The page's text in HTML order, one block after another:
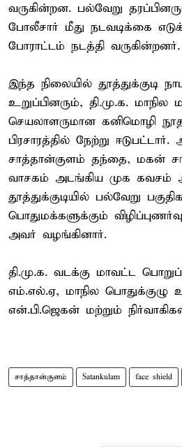
வருகின்றன. பல்வேறு
போலீசார் மீது நடவடிக்கை
போராட்டம் நடத்தி வருகின்றனர்.
இந்த நிலையில் தூத்துக்குடி
உறுப்பினரும், தி.மு.க.
செயலாளருமான கனிமொழி
பிரசாரத்தில் நேற்று
சாத்தான்குளம் தந்தை, மகன்
வாசகம் அடங்கிய முக கவசம்
தூத்துக்குடியில் பல்வேறு
பொதுமக்களுக்கும்
அவர் வழங்கினார்.
தி.மு.க. வடக்கு மாவட்ட
எம்.எல்.ஏ, மாநில பொதுக்குழு
என்.பி.ஜெகன் மற்றும்
சாத்தான்குளம் Satankulam face shield